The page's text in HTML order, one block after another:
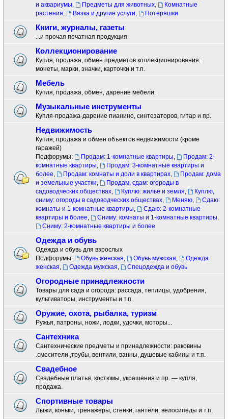
и аквариумы, Предметы для животных,
Комнатные
растения, Вязка и другие услуги, Потеряшки
Книги, журналы, газеты
...и прочая печатная продукция
Коллекционирование
Купля, продажа, обмен предметов коллекционирования:
монеты, марки, значки, карточки и т.п.
Мебель
Купля, продажа, обмен, дарение мебели.
Музыкальные инструменты
Купля-продажа-дарение пианино, синтезаторов, гитар и пр.
Недвижимость
Купля, продажа и обмен объектов недвижимости (кроме
гаражей)
Подфорумы:
Продам: 1-комнатные квартиры,
Продам: 2-
комнатные квартиры,
Продам: 3-комнатные квартиры и
более, Продам: комнаты и доли в квартирах,
Продам: дома
и земельные участки,
Продам, сдам: огороды в
садоводческих обществах, Куплю: жилье и земля,
Куплю,
сниму: огороды в садоводческих обществах, Меняю,
Сдаю:
комнаты и 1-комнатные квартиры,
Сдаю: 2-комнатные
квартиры и более, Сниму: комнаты и 1-комнатные квартиры,
Сниму: 2-комнатные квартиры и более
Одежда и обувь
Одежда и обувь для взрослых
Подфорумы:
Обувь женская, Обувь мужская,
Одежда
женская, Одежда мужская, Спецодежда и обувь
Огородные принадлежности
Товары для сада и огорода: рассада, теплицы, удобрения,
культиваторы, инструменты и т.п.
Оружие, охота, рыбалка, туризм
Ружья, патроны, ножи, лодки, удочки, моторы...
Сантехника
Сантехнические предметы и принадлежности: раковины
.смесители ,трубы, вентили, ванны, душевые кабины и т.п.
Свадебное
Свадебные платья, костюмы, украшения и пр. — купля,
продажа.
Спортивные товары
Лыжи, коньки, тренажёры, стенки, гантели, велосипеды и т.п.